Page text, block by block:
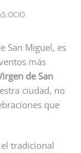
OCIO
San Miguel, es
más
de San
ciudad, no
que
tradicional